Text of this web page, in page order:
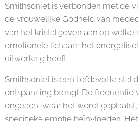
Smithsoniet is verbonden met de
de vrouwelijke Godheid van
van het kristal geven aan op welke
emotionele lichaam het
uitwerking heeft.
Smithsoniet is een liefdevol kristal
ontspanning brengt. De frequentie
ongeacht waar het wordt
specifieke emotie beïnvloeden.